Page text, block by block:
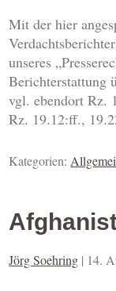
Mit der hier
unseres
Berichterstattung
vgl. ebendort Rz.
Rz. 19.12:ff.,
Kategorien:
Jörg Soehring | 14.